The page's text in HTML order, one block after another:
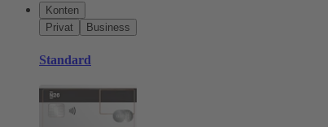
Konten
Privat
Business
Standard